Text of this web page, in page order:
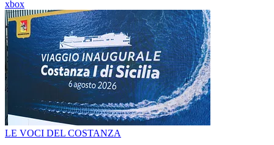
xbox
LE VOCI DEL COSTANZA